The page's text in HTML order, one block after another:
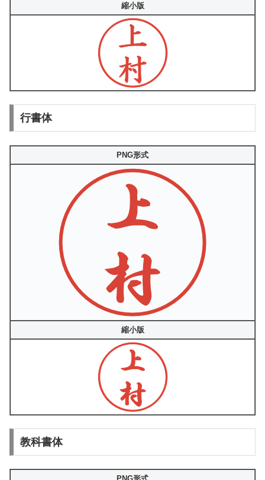
縮小版
行書体
PNG形式
縮小版
教科書体